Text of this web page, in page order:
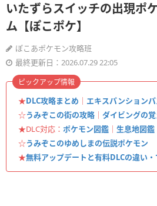
いたずらスイッチの出現ポ
ム【ぽこポケ】
ぽこあポケモン攻略班
最終更新日：2026.07.29 22:05
★DLC攻略まとめ ｜ エキスパンション
☆うみぞこの街の攻略 ｜ ダイビングの
★DLC対応： ポケモン図鑑 ｜ 生息地図鑑
☆うみぞこのゆめしまの伝説ポケモン
★無料アップデートと有料DLCの違い・
ピックアップ情報